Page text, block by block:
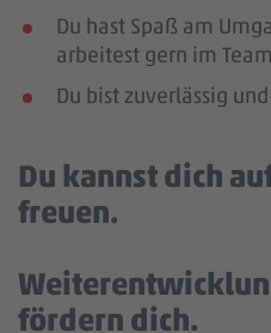
Du hast Spaß am
arbeitest gern im
Du bist zuverlässig
Du kannst dich
freuen.
fördern dich.